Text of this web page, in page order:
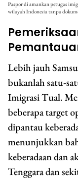
Paspor di amankan petugas
wilayah Indonesia tanpa
Lebih jauh
bukanlah satu-
Imigrasi Tual.
beberapa target
dipantau
menunjukkan
keberadaan dan
Tenggara dan